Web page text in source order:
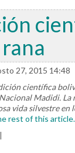
27, 2015 14:48
científica
Madidi. La
vida silvestre en
rest of this
|